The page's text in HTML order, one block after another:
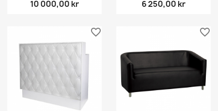
10 000,00 kr 6 250,00 kr
favorite_border favorite_border